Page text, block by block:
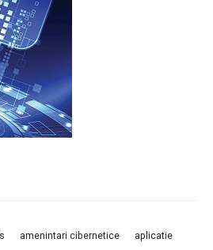
amenintari cibernetice aplicatie